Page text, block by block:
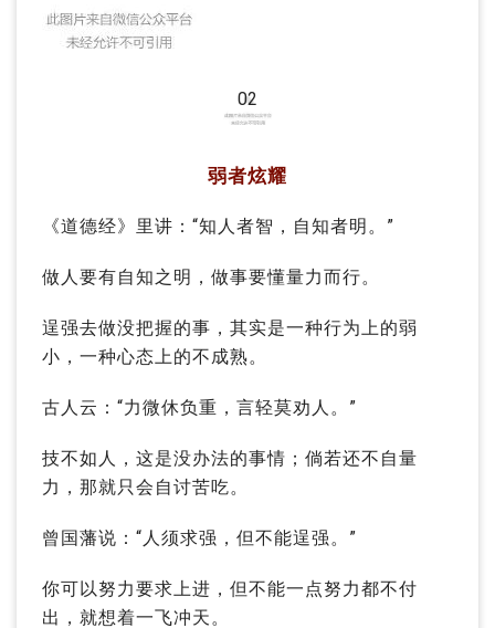
02
弱者炫耀
《道德经》里讲：“知人者智，自知者明。”
做人要有自知之明，做事要懂量力而行。
逞强去做没把握的事，其实是一种行为上的弱
小，一种心态上的不成熟。
古人云：“力微休负重，言轻莫劝人。”
技不如人，这是没办法的事情； 倘若还不自量
力，那就只会自讨苦吃。
曾国藩说： “人须求强，但不能逞强。 ”
你可以努力要求上进，但不能一点努力都不付
出，就想着一飞冲天。